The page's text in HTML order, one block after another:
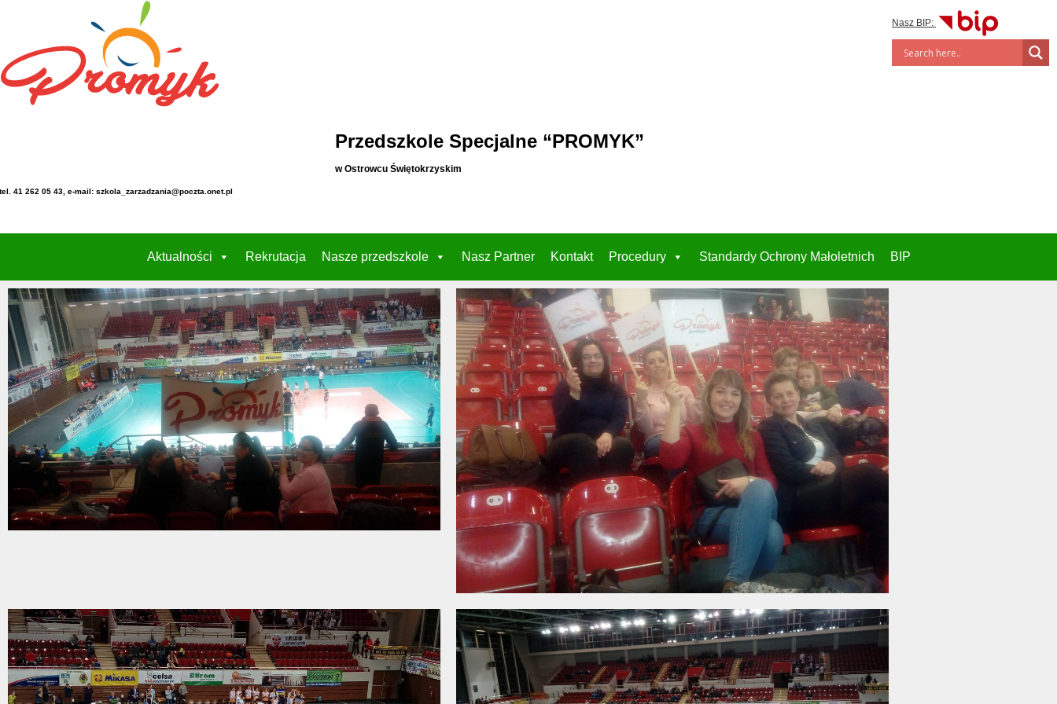
Przedszkole Specjalne “PROMYK”
w Ostrowcu Świętokrzyskim
41 262 05 43, e-mail: szkola_zarzadzania@poczta.onet.pl
Nasz BIP:
Aktualności Rekrutacja Nasze przedszkole Nasz Partner Kontakt Procedury Standardy Ochrony Małoletnich BIP